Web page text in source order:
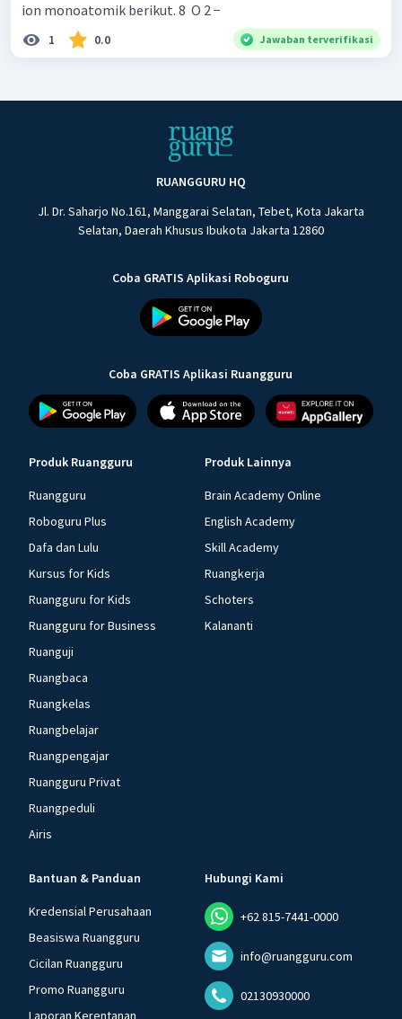
ion monoatomik berikut. 8 ​ O 2 −
1 0.0 Jawaban terverifikasi
RUANGGURU HQ
Jl. Dr. Saharjo No.161, Manggarai Selatan, Tebet, Kota Jakarta
Selatan, Daerah Khusus Ibukota Jakarta 12860
Coba GRATIS Aplikasi Roboguru
Coba GRATIS Aplikasi Ruangguru
Produk Ruangguru
Ruangguru
Roboguru Plus
Dafa dan Lulu
Kursus for Kids
Ruangguru for Kids
Ruangguru for Business
Ruanguji
Ruangbaca
Ruangkelas
Ruangbelajar
Ruangpengajar
Ruangguru Privat
Ruangpeduli
Airis
Produk Lainnya
Brain Academy Online
English Academy
Skill Academy
Ruangkerja
Schoters
Kalananti
Bantuan & Panduan
Kredensial Perusahaan
Beasiswa Ruangguru
Cicilan Ruangguru
Promo Ruangguru
Laporan Kerentanan
Hubungi Kami
+62 815-7441-0000
info@ruangguru.com
02130930000